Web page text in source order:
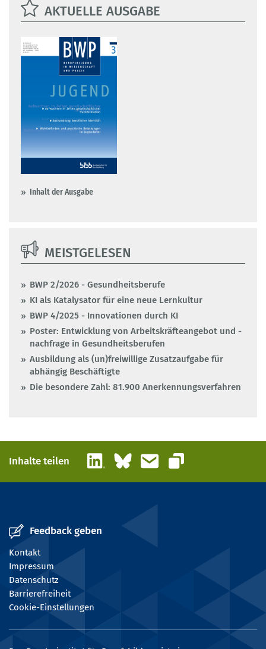
AKTUELLE AUSGABE
Inhalt der Ausgabe
MEISTGELESEN
BWP 2/2026 - Gesundheitsberufe
KI als Katalysator für eine neue Lernkultur
BWP 4/2025 - Innovationen durch KI
Poster: Entwicklung von Arbeitskräfteangebot und -
nachfrage in Gesundheitsberufen
Ausbildung als (un)freiwillige Zusatzaufgabe für
abhängig Beschäftigte
Die besondere Zahl: 81.900 Anerkennungsverfahren
Inhalte teilen LinkedInBlueskyE-Mail
Link kopieren
Feedback geben
Kontakt
Impressum
Datenschutz
Barrierefreiheit
Cookie-Einstellungen